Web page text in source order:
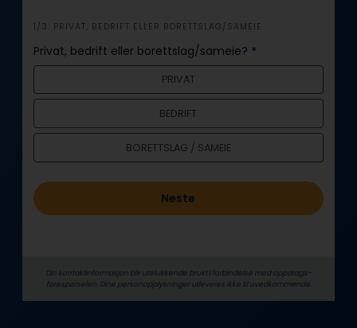
i
n
n
o
d
1/3: PRIVAT, BEDRIFT ELLER BORETTSLAG/SAMEIE
Privat, bedrift eller borettslag/sameie? *
PRIVAT
BEDRIFT
BORETTSLAG / SAMEIE
Neste
Din kontaktinformasjon blir utelukkende brukt i forbindelse med oppdrags­
forespørselen. Dine person­­opplysninger utleveres ikke til uvedkommende.